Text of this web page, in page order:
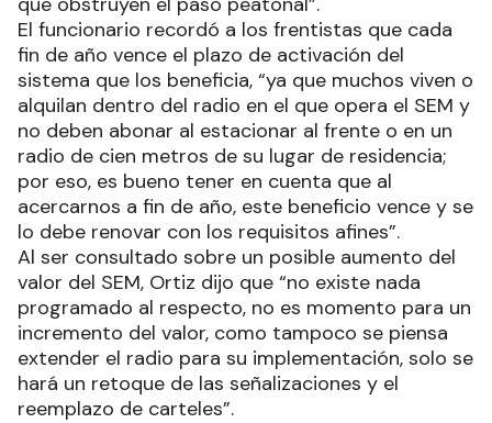
El funcionario recordó a los frentistas que cada
fin de año vence el plazo de activación del
sistema que los beneficia, “ya que muchos viven o
alquilan dentro del radio en el que opera el SEM y
no deben abonar al estacionar al frente o en un
radio de cien metros de su lugar de residencia;
por eso, es bueno tener en cuenta que al
acercarnos a fin de año, este beneficio vence y se
lo debe renovar con los requisitos afines”.
Al ser consultado sobre un posible aumento del
valor del SEM, Ortiz dijo que “no existe nada
programado al respecto, no es momento para un
incremento del valor, como tampoco se piensa
extender el radio para su implementación, solo se
hará un retoque de las señalizaciones y el
reemplazo de carteles”.